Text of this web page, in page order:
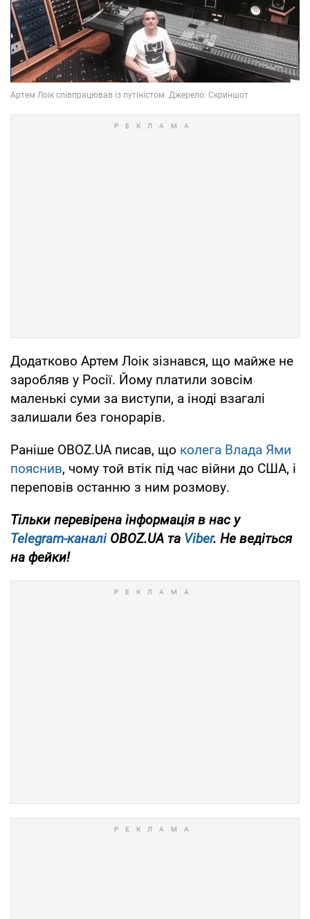
Додатково Артем Лоік зізнався, що майже не
заробляв у Росії. Йому платили зовсім
маленькі суми за виступи, а іноді взагалі
залишали без гонорарів.
Раніше OBOZ.UA писав, що колега Влада Ями
пояснив, чому той втік під час війни до США, і
переповів останню з ним розмову.
Тільки перевірена інформація в нас у
Telegram-каналіOBOZ.UA та Viber. Не ведіться
на фейки!